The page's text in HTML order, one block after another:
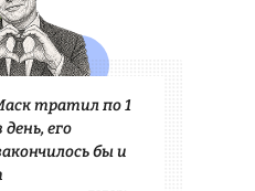
тратил по 1
его
бы и